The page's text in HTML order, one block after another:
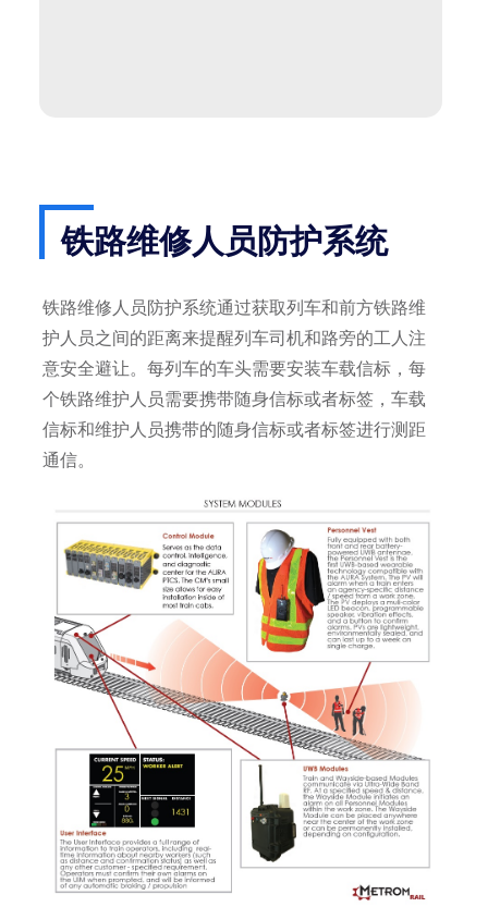
铁路维修人员防护系统
铁路维修人员防护系统通过获取列车和前方铁路维
护人员之间的距离来提醒列车司机和路旁的工人注
意安全避让。每列车的车头需要安装车载信标，每
个铁路维护人员需要携带随身信标或者标签，车载
信标和维护人员携带的随身信标或者标签进行测距
通信。